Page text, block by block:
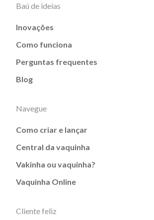
Baú de ideias
Inovações
Como funciona
Perguntas frequentes
Blog
Navegue
Como criar e lançar
Central da vaquinha
Vakinha ou vaquinha?
Vaquinha Online
Cliente feliz